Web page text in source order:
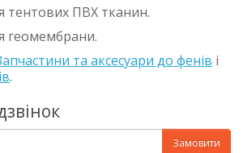
тентових ПВХ тканин.
геомембрани.
та аксесуари до фенів і
.
Замовити